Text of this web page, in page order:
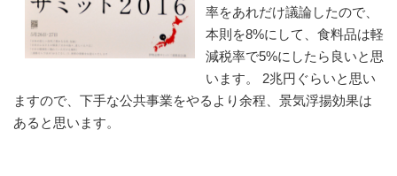
率をあれだけ議論したので、
本則を8%にして、食料品は軽
減税率で5%にしたら良いと思
います。 2兆円ぐらいと思い
ますので、下手な公共事業をやるより余程、景気浮揚効果は
あると思います。